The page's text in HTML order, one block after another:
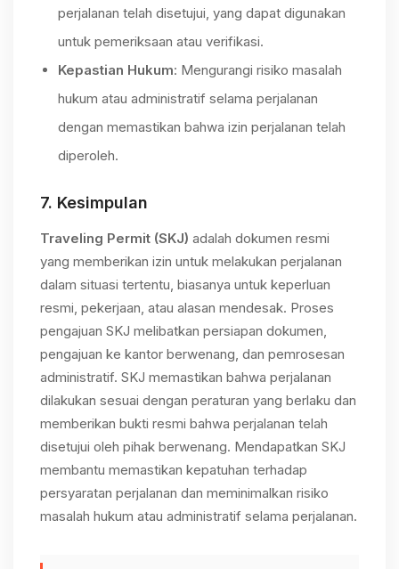
perjalanan telah disetujui, yang dapat digunakan
untuk pemeriksaan atau verifikasi.
Kepastian Hukum: Mengurangi risiko masalah
hukum atau administratif selama perjalanan
dengan memastikan bahwa izin perjalanan telah
diperoleh.
7. Kesimpulan
Traveling Permit (SKJ) adalah dokumen resmi
yang memberikan izin untuk melakukan perjalanan
dalam situasi tertentu, biasanya untuk keperluan
resmi, pekerjaan, atau alasan mendesak. Proses
pengajuan SKJ melibatkan persiapan dokumen,
pengajuan ke kantor berwenang, dan pemrosesan
administratif. SKJ memastikan bahwa perjalanan
dilakukan sesuai dengan peraturan yang berlaku dan
memberikan bukti resmi bahwa perjalanan telah
disetujui oleh pihak berwenang. Mendapatkan SKJ
membantu memastikan kepatuhan terhadap
persyaratan perjalanan dan meminimalkan risiko
masalah hukum atau administratif selama perjalanan.